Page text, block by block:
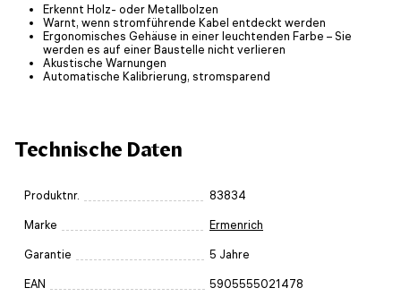
Erkennt Holz- oder Metallbolzen
Warnt, wenn stromführende Kabel entdeckt werden
Ergonomisches Gehäuse in einer leuchtenden Farbe – Sie
werden es auf einer Baustelle nicht verlieren
Akustische Warnungen
Automatische Kalibrierung, stromsparend
Technische Daten
Produktnr. 83834
Marke Ermenrich
Garantie 5 Jahre
EAN 5905555021478